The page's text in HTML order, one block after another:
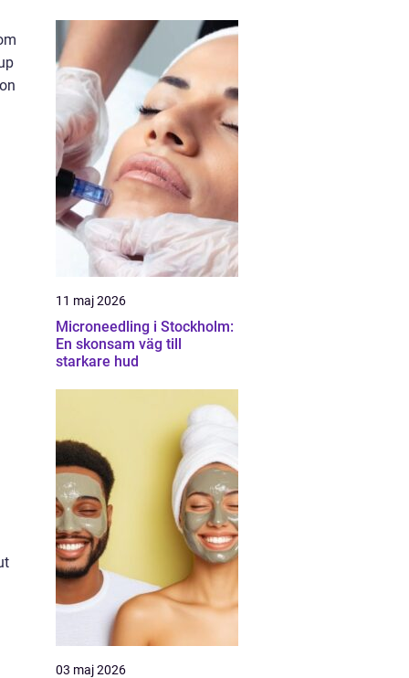
11 maj 2026
Microneedling i Stockholm:
En skonsam väg till
starkare hud
03 maj 2026